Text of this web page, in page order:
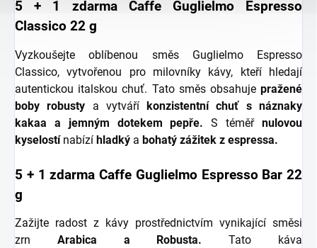
5 + 1 zdarma Caffe Guglielmo Espresso
Classico 22 g
Vyzkoušejte oblíbenou směs Guglielmo Espresso
Classico, vytvořenou pro milovníky kávy, kteří hledají
autentickou italskou chuť. Tato směs obsahuje pražené
boby robusty a vytváříkonzistentní chuť s náznaky
kakaa a jemným dotekem pepře. S téměřnulovou
kyselostínabízí hladký a bohatý zážitek z espressa.
5 + 1 zdarma Caffe Guglielmo Espresso Bar 22
g
Zažijte radost z kávy prostřednictvím vynikající směsi
zrn Arabica a Robusta. Tato káva